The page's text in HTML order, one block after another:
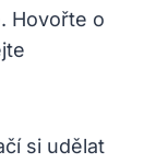
Hovořte o
si udělat